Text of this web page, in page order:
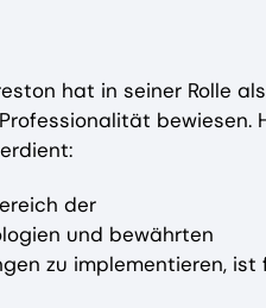
hat in seiner Rolle als
bewiesen.
der
und bewährten
zu implementieren, ist